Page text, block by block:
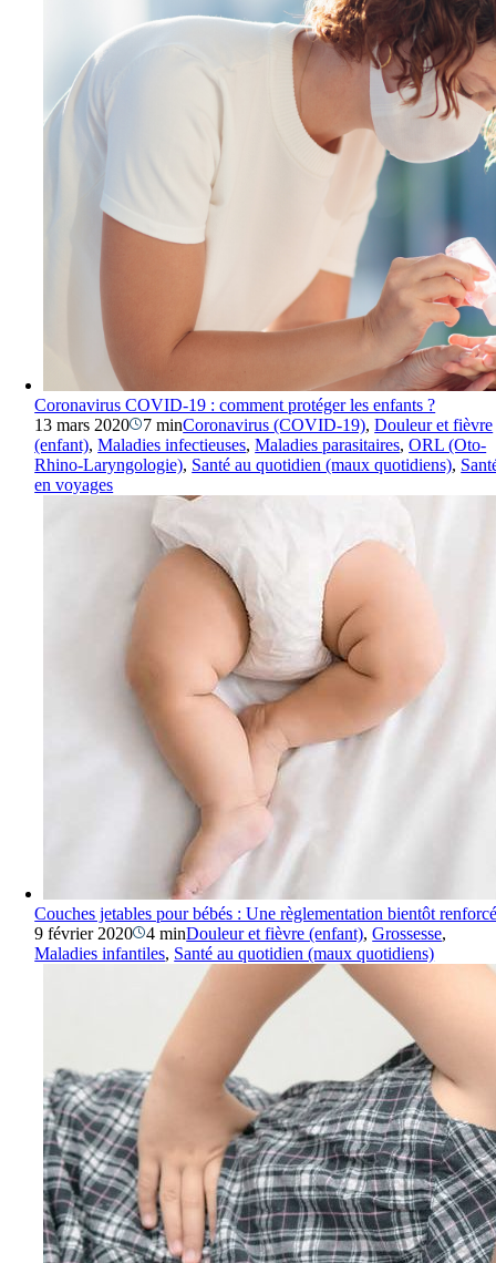
Coronavirus COVID-19 : comment protéger les enfants ?
13 mars 2020
7 minCoronavirus (COVID-19),Douleur et fièvre
(enfant),Maladies infectieuses,Maladies parasitaires,ORL (Oto-
Rhino-Laryngologie), Santé au quotidien (maux quotidiens),
en voyages
Couches jetables pour bébés : Une règlementation bientôt
9 février 2020
4 minDouleur et fièvre (enfant),Grossesse,
Maladies infantiles, Santé au quotidien (maux quotidiens)